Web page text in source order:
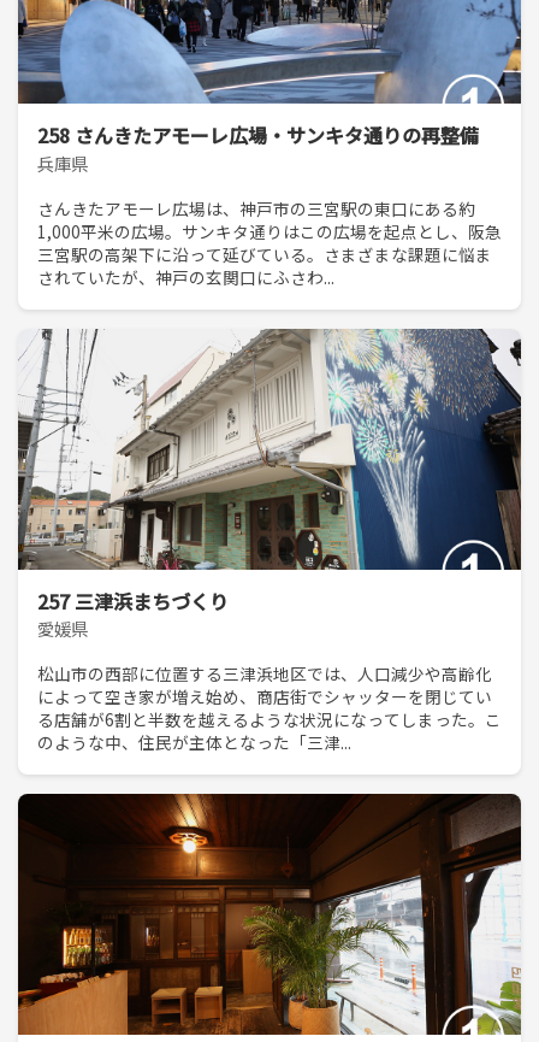
258 さんきたアモーレ広場・サンキタ通りの再整備
兵庫県
さんきたアモーレ広場は、神戸市の三宮駅の東口にある約
1,000平米の広場。サンキタ通りはこの広場を起点とし、阪急
三宮駅の高架下に沿って延びている。さまざまな課題に悩ま
されていたが、神戸の玄関口にふさわ...
257 三津浜まちづくり
愛媛県
松山市の西部に位置する三津浜地区では、人口減少や高齢化
によって空き家が増え始め、商店街でシャッターを閉じてい
る店舗が6割と半数を越えるような状況になってしまった。こ
のような中、住民が主体となった「三津...